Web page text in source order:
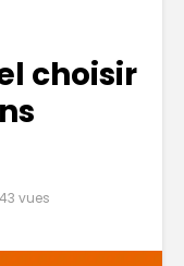
choisir
vues